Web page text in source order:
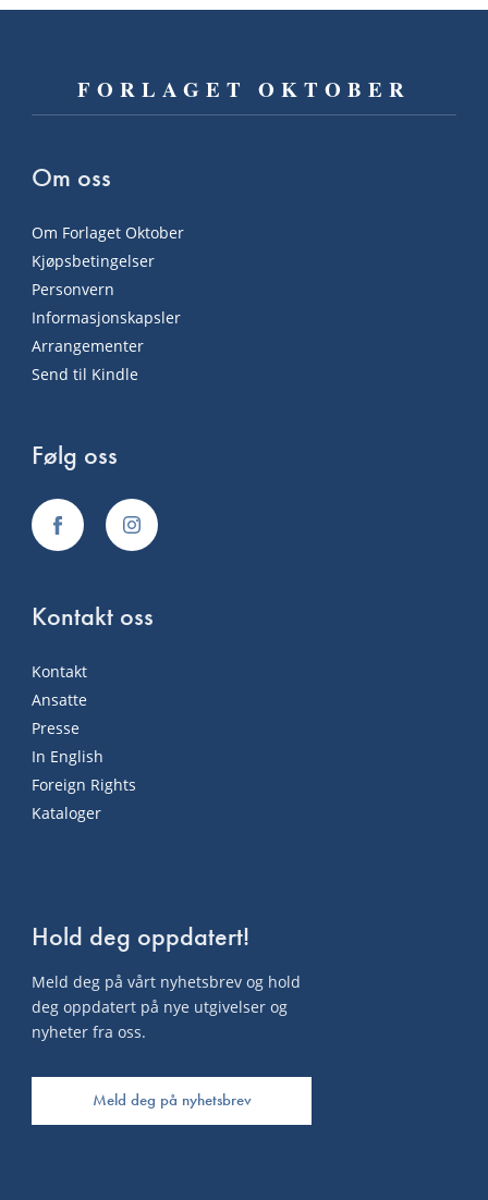
FORLAGET OKTOBER
Om oss
Om Forlaget Oktober
Kjøpsbetingelser
Personvern
Informasjonskapsler
Arrangementer
Send til Kindle
Følg oss
Kontakt oss
Kontakt
Ansatte
Presse
In English
Foreign Rights
Kataloger
Hold deg oppdatert!
Meld deg på vårt nyhetsbrev og hold
deg oppdatert på nye utgivelser og
nyheter fra oss.
Meld deg på nyhetsbrev